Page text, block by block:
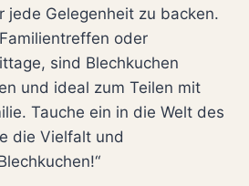
jede Gelegenheit zu backen.
oder
sind Blechkuchen
und ideal zum Teilen mit
Tauche ein in die Welt des
die Vielfalt und